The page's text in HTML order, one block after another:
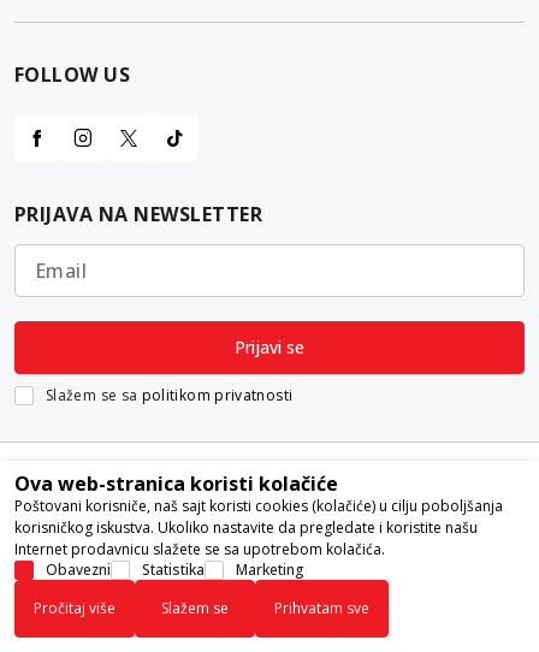
FOLLOW US
PRIJAVA NA NEWSLETTER
Email
Prijavi se
Slažem se sa politikom privatnosti
Nastojimo da budemo što precizniji u opisu proizvoda, prikazu slika i
samih cena, ali ne možemo garantovati da su sve informacije kompletne i
bez grešaka. Svi artikli prikazani na sajtu su deo naše ponude i ne
podrazumeva da su dostupni u svakom trenutku.
Ova web-stranica koristi kolačiće
Poštovani korisniče, naš sajt koristi cookies (kolačiće) u cilju poboljšanja
korisničkog iskustva. Ukoliko nastavite da pregledate i koristite našu
Internet prodavnicu slažete se sa upotrebom kolačića.
Obavezni
Statistika
Marketing
Pročitaj više
Slažem se Prihvatam sve